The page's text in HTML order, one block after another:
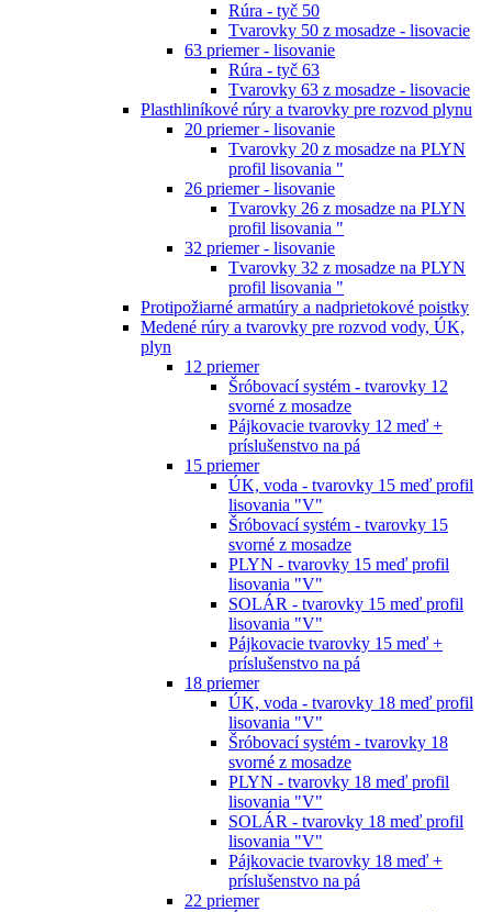
Rúra - tyč 50
Tvarovky 50 z mosadze - lisovacie
63 priemer - lisovanie
Rúra - tyč 63
Tvarovky 63 z mosadze - lisovacie
Plasthliníkové rúry a tvarovky pre rozvod plynu
20 priemer - lisovanie
Tvarovky 20 z mosadze na PLYN
profil lisovania "
26 priemer - lisovanie
Tvarovky 26 z mosadze na PLYN
profil lisovania "
32 priemer - lisovanie
Tvarovky 32 z mosadze na PLYN
profil lisovania "
Protipožiarné armatúry a nadprietokové poistky
Medené rúry a tvarovky pre rozvod vody, ÚK,
plyn
12 priemer
Šróbovací systém - tvarovky 12
svorné z mosadze
Pájkovacie tvarovky 12 meď +
príslušenstvo na pá
15 priemer
ÚK, voda - tvarovky 15 meď profil
lisovania "V"
Šróbovací systém - tvarovky 15
svorné z mosadze
PLYN - tvarovky 15 meď profil
lisovania "V"
SOLÁR - tvarovky 15 meď profil
lisovania "V"
Pájkovacie tvarovky 15 meď +
príslušenstvo na pá
18 priemer
ÚK, voda - tvarovky 18 meď profil
lisovania "V"
Šróbovací systém - tvarovky 18
svorné z mosadze
PLYN - tvarovky 18 meď profil
lisovania "V"
SOLÁR - tvarovky 18 meď profil
lisovania "V"
Pájkovacie tvarovky 18 meď +
príslušenstvo na pá
22 priemer